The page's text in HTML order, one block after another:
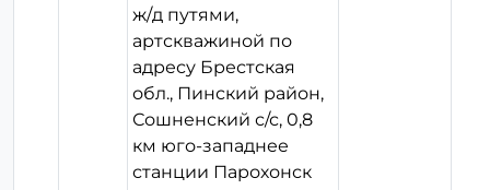
ж/д путями,
артскважиной по
адресу Брестская
обл., Пинский район,
Сошненский с/с, 0,8
км юго-западнее
станции Парохонск